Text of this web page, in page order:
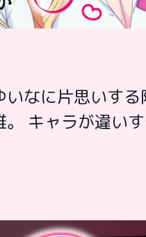
なに片思いす
キャラが違い